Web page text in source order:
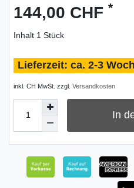
144,00 CHF *
Inhalt 1 Stück
ca. 2-3
inkl. CH MwSt. zzgl. Versandkosten
In